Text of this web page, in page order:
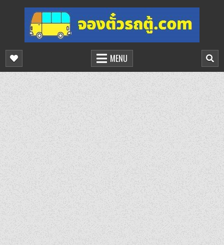
content
จองตั๋วรถตู้ออนไลน์
บริการจองตั๋วรถตู้ออนไลน์
MENU